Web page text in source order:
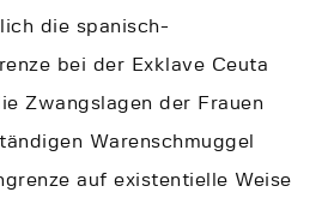
die spanisch-
bei der Exklave Ceuta
Zwangslagen der Frauen
Warenschmuggel
auf existentielle Weise